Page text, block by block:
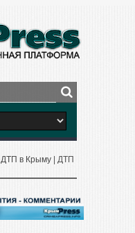
ДТП в Крыму
ДТП